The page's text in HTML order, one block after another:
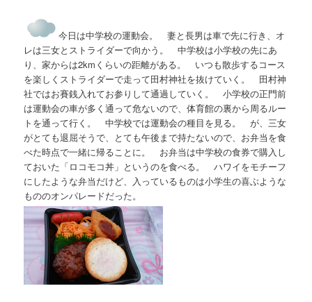
今日は中学校の運動会。 妻と長男は車で先に行き、オ
レは三女とストライダーで向かう。 中学校は小学校の先にあ
り、家からは2kmくらいの距離がある。 いつも散歩するコース
を楽しくストライダーで走って田村神社を抜けていく。 田村神
社ではお賽銭入れてお参りして通過していく。 小学校の正門前
は運動会の車が多く通って危ないので、体育館の裏から周るルー
トを通って行く。 中学校では運動会の種目を見る。 が、三女
がとても退屈そうで、とても午後まで持たないので、お弁当を食
べた時点で一緒に帰ることに。 お弁当は中学校の食券で購入し
ておいた「ロコモコ丼」というのを食べる。 ハワイをモチーフ
にしたような弁当だけど、入っているものは小学生の喜ぶような
もののオンパレードだった。